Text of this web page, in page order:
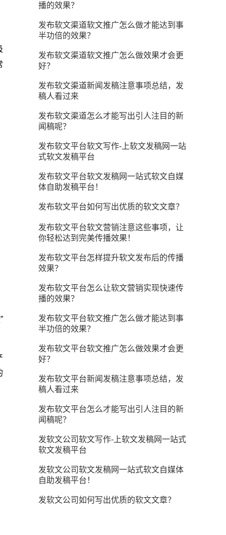
播的效果？
发布软文渠道软文推广怎么做才能达到事
半功倍的效果？
发布软文渠道软文推广怎么做效果才会更
好？
发布软文渠道新闻发稿注意事项总结，发
稿人看过来
发布软文渠道怎么才能写出引人注目的新
闻稿呢？
发布软文平台软文写作-上软文发稿网一站
式软文发稿平台
发布软文平台软文发稿网一站式软文自媒
体自助发稿平台！
发布软文平台如何写出优质的软文文章？
发布软文平台软文营销注意这些事项，让
你轻松达到完美传播效果！
发布软文平台怎样提升软文发布后的传播
效果？
发布软文平台怎么让软文营销实现快速传
播的效果？
发布软文平台软文推广怎么做才能达到事
半功倍的效果？
发布软文平台软文推广怎么做效果才会更
好？
发布软文平台新闻发稿注意事项总结，发
稿人看过来
发布软文平台怎么才能写出引人注目的新
闻稿呢？
发软文公司软文写作-上软文发稿网一站式
软文发稿平台
发软文公司软文发稿网一站式软文自媒体
自助发稿平台！
发软文公司如何写出优质的软文文章？